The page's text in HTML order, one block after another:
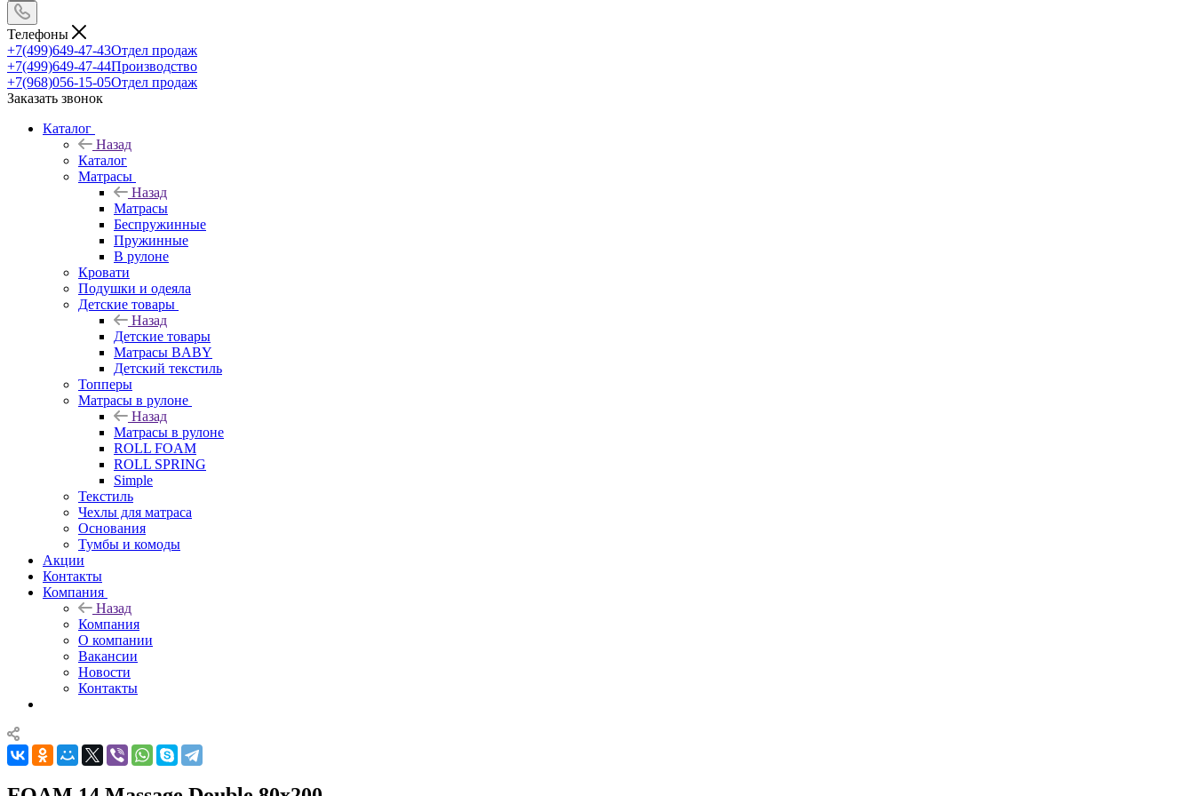
Телефоны
+7(499)649-47-43Отдел продаж
+7(499)649-47-44Производство
+7(968)056-15-05Отдел продаж
Заказать звонок
Каталог
Назад
Каталог
Матрасы
Назад
Матрасы
Беспружинные
Пружинные
В рулоне
Кровати
Подушки и одеяла
Детские товары
Назад
Детские товары
Матрасы BABY
Детский текстиль
Топперы
Матрасы в рулоне
Назад
Матрасы в рулоне
ROLL FOAM
ROLL SPRING
Simple
Текстиль
Чехлы для матраса
Основания
Тумбы и комоды
Акции
Контакты
Компания
Назад
Компания
О компании
Вакансии
Новости
Контакты